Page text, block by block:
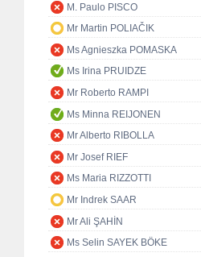
M. Paulo PISCO
Mr Martin POLIAČIK
Ms Agnieszka POMASKA
Ms Irina PRUIDZE
Mr Roberto RAMPI
Ms Minna REIJONEN
Mr Alberto RIBOLLA
Mr Josef RIEF
Ms Maria RIZZOTTI
Mr Indrek SAAR
Mr Ali ŞAHİN
Ms Selin SAYEK BÖKE